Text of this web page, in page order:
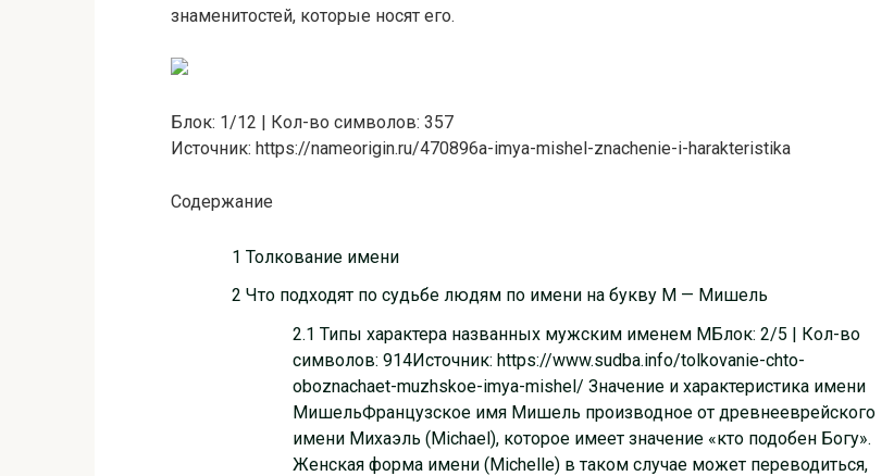
знаменитостей, которые носят его.
Блок: 1/12 | Кол-во символов: 357
Источник: https://nameorigin.ru/470896a-imya-mishel-znachenie-i-harakteristika
Содержание
1 Толкование имени
2 Что подходят по судьбе людям по имени на букву М — Мишель
2.1 Типы характера названных мужским именем МБлок: 2/5 | Кол-во
символов: 914Источник: https://www.sudba.info/tolkovanie-chto-
oboznachaet-muzhskoe-imya-mishel/ Значение и характеристика имени
МишельФранцузское имя Мишель производное от древнееврейского
имени Михаэль (Michael), которое имеет значение «кто подобен Богу».
Женская форма имени (Michelle) в таком случае может переводиться,